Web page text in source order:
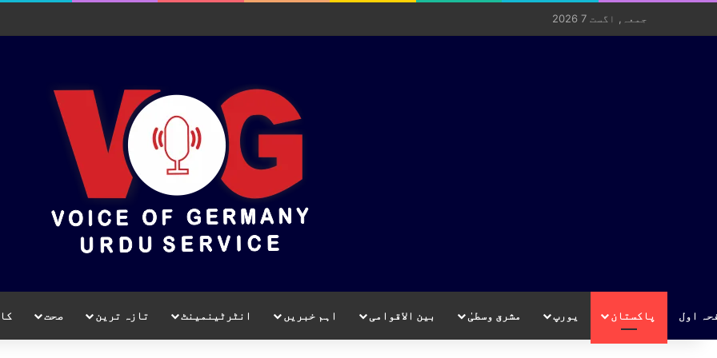
جمعہ, اگست 7 2026
اول پاکستان یورپ مشرق وسطیٰ بین الاقوامی اہم خبریں انٹرٹینمینٹ تازہ ترین صحت